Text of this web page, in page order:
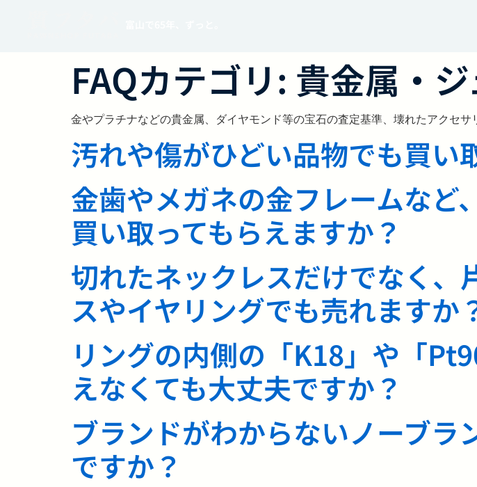
FAQカテゴリ: 貴金属・
金やプラチナなどの貴金属、ダイヤモンド等の宝石の査定基準、壊れたアクセサ
汚れや傷がひどい品物でも買い
金歯やメガネの金フレームなど
買い取ってもらえますか？
切れたネックレスだけでなく、
スやイヤリングでも売れますか
リングの内側の「K18」や「
えなくても大丈夫ですか？
ブランドがわからないノーブラ
ですか？